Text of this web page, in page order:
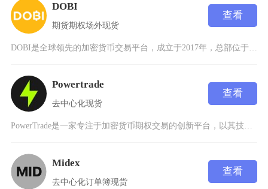
DOBI
期货期权场外现货
查看
Powertrade
去中心化现货
查看
PowerTrade是一家专注于加密货币期权交易的创新平台，以其技术先进性和用户友好性在加
Midex
去中心化订单簿现货
查看